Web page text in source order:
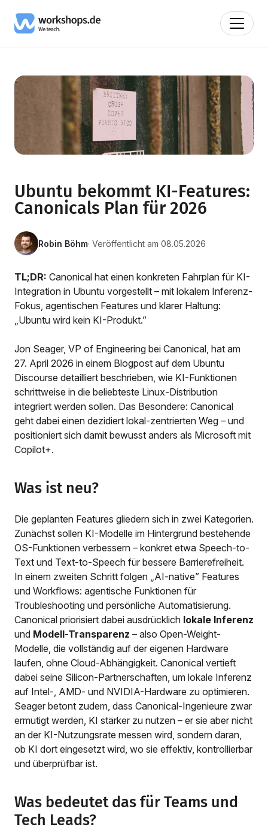
Ubuntu bekommt KI-Features:
Canonicals Plan für 2026
Robin Böhm· Veröffentlicht am 08.05.2026
TL;DR: Canonical hat einen konkreten Fahrplan für KI-
Integration in Ubuntu vorgestellt – mit lokalem Inferenz-
Fokus, agentischen Features und klarer Haltung:
„Ubuntu wird kein KI-Produkt.”
Jon Seager, VP of Engineering bei Canonical, hat am
27. April 2026 in einem Blogpost auf dem Ubuntu
Discourse detailliert beschrieben, wie KI-Funktionen
schrittweise in die beliebteste Linux-Distribution
integriert werden sollen. Das Besondere: Canonical
geht dabei einen dezidiert lokal-zentrierten Weg – und
positioniert sich damit bewusst anders als Microsoft mit
Copilot+.
Was ist neu?
Die geplanten Features gliedern sich in zwei Kategorien.
Zunächst sollen KI-Modelle im Hintergrund bestehende
OS-Funktionen verbessern – konkret etwa Speech-to-
Text und Text-to-Speech für bessere Barrierefreiheit.
In einem zweiten Schritt folgen „AI-native” Features
und Workflows: agentische Funktionen für
Troubleshooting und persönliche Automatisierung.
Canonical priorisiert dabei ausdrücklich lokale Inferenz
und Modell-Transparenz – also Open-Weight-
Modelle, die vollständig auf der eigenen Hardware
laufen, ohne Cloud-Abhängigkeit. Canonical vertieft
dabei seine Silicon-Partnerschaften, um lokale Inferenz
auf Intel-, AMD- und NVIDIA-Hardware zu optimieren.
Seager betont zudem, dass Canonical-Ingenieure zwar
ermutigt werden, KI stärker zu nutzen – er sie aber nicht
an der KI-Nutzungsrate messen wird, sondern daran,
ob KI dort eingesetzt wird, wo sie effektiv, kontrollierbar
und überprüfbar ist.
Was bedeutet das für Teams und
Tech Leads?